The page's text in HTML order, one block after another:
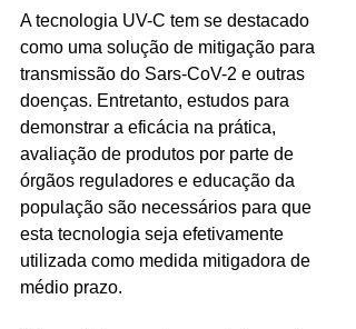
A tecnologia UV-C tem se destacado
como uma solução de mitigação para
transmissão do Sars-CoV-2 e outras
doenças. Entretanto, estudos para
demonstrar a eficácia na prática,
avaliação de produtos por parte de
órgãos reguladores e educação da
população são necessários para que
esta tecnologia seja efetivamente
utilizada como medida mitigadora de
médio prazo.